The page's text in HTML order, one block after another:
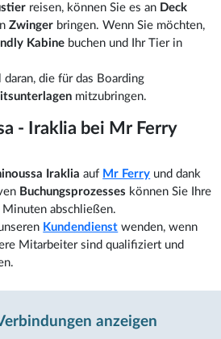
reisen, können Sie es an Deck
Zwinger bringen. Wenn Sie möchten,
Kabine buchen und Ihr Tier in
die für das Boarding
mitzubringen.
- Iraklia bei Mr Ferry
Iraklia auf Mr Ferry und dank
Buchungsprozesses können Sie Ihre
abschließen.
Kundendienst wenden, wenn
Mitarbeiter sind qualifiziert und
anzeigen